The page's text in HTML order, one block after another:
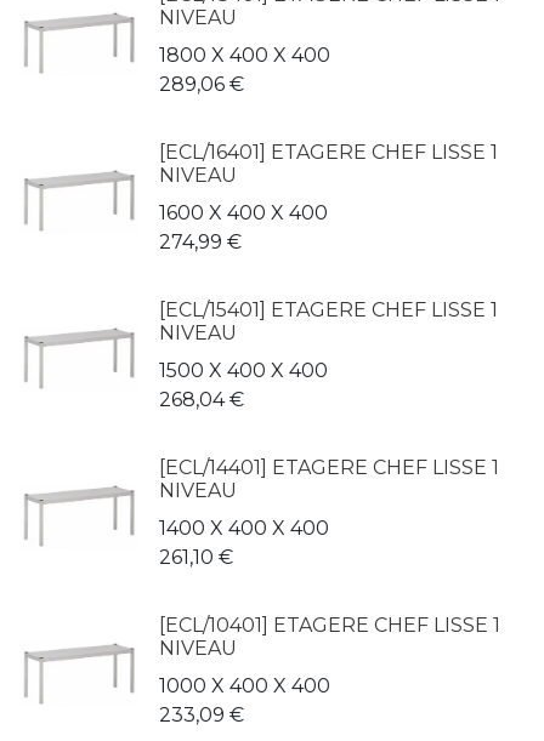
NIVEAU
1800 X 400 X 400
289,06 €
[ECL/16401] ETAGERE CHEF LISSE 1
NIVEAU
1600 X 400 X 400
274,99 €
[ECL/15401] ETAGERE CHEF LISSE 1
NIVEAU
1500 X 400 X 400
268,04€
[ECL/14401] ETAGERE CHEF LISSE 1
NIVEAU
1400 X 400 X 400
261,10 €
[ECL/10401] ETAGERE CHEF LISSE 1
NIVEAU
1000 X 400 X 400
233,09 €